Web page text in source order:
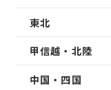
東北
甲信越・北陸
中国・四国